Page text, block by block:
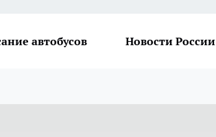
автобусов Новости России